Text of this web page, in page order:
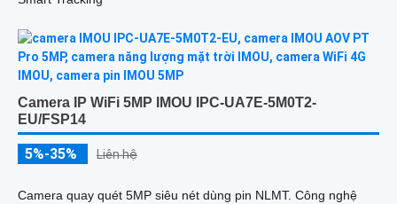
Camera IP WiFi 5MP IMOU IPC-UA7E-5M0T2-
EU/FSP14
5%-35% Liên hệ
Camera quay quét 5MP siêu nét dùng pin NLMT. Công nghệ